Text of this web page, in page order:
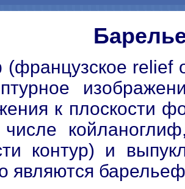
relief
к плоскости
контур) и
являются